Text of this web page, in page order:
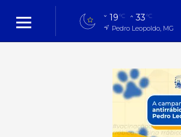
19°C 33°C
Pedro Leopoldo, MG